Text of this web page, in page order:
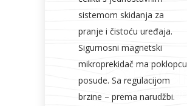
sistemom skidanja za
pranje i čistoću uređaja.
Sigurnosni magnetski
mikroprekidač ma poklopcu
posude. Sa regulacijom
brzine – prema narudžbi.